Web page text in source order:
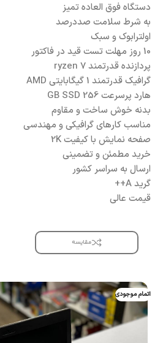
دستگاه فوق العاده تمیز
به شرط سلامت صددرصد
اولترابوک و سبک
10 روز مهلت تست قید در فاکتور
پردازنده قدرتمند ryzen 7
گرافیک قدرتمند 1 گیگابایتی AMD
هارد پرسرعت 256 GB SSD
بدنه خوش ساخت و مقاوم
مناسب کارهای گرافیکی و مهندسی
صفحه نمایش با کیفیت 2K
خرید مطمئن و تضمینی
ارسال به سراسر کشور
گرید A++
قیمت عالی
مقایسه
اتمام موجودی